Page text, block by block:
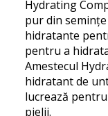
Hydrating
pur din
hidratante
pentru a
Amestecul
hidratant de
lucrează
pielii.